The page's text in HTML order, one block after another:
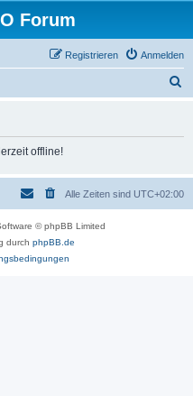
Forum
Anmelden
Registrieren
offline!
Alle Zeiten sind UTC+02:00
© phpBB Limited
durch phpBB.de